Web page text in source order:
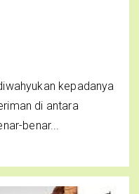
kepadanya
di antara
benar...